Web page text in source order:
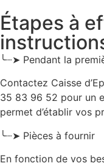
Étapes à
╰┈➤ Pendant la
Contactez Caisse
35 83 96 52 pour un
permet d’établir vos
╰┈➤ Pièces à fournir
En fonction de vos